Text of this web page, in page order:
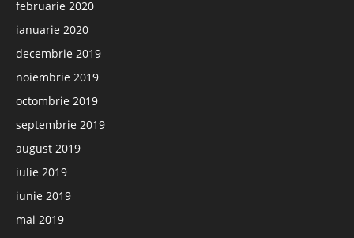
februarie 2020
ianuarie 2020
decembrie 2019
noiembrie 2019
octombrie 2019
septembrie 2019
august 2019
iulie 2019
iunie 2019
mai 2019